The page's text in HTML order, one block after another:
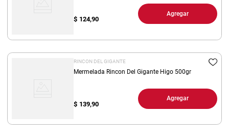
$ 124,90
Agregar
RINCON DEL GIGANTE
Mermelada Rincon Del Gigante Higo 500gr
$ 139,90
Agregar